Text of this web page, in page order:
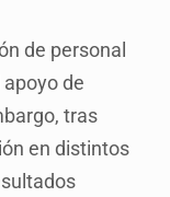
de personal
de
tras
en distintos